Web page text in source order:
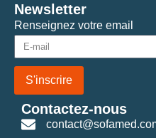
Renseignez votre email
S'inscrire
Newsletter
Contactez-nous